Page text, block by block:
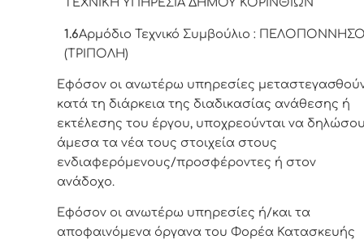
ΤΕΧΝΙΚΗ ΥΠΗΡΕΣΙΑ ΔΗΜΟΥ ΚΟΡΙΝΘΙΩΝ
1.6Αρμόδιο Τεχνικό Συμβούλιο :
(ΤΡΙΠΟΛΗ)
Εφόσον οι ανωτέρω υπηρεσίες
κατά τη διάρκεια της διαδικασίας ανάθεσης ή
εκτέλεσης του έργου, υποχρεούνται να
άμεσα τα νέα τους στοιχεία στους
ενδιαφερόμενους/προσφέροντες ή στον
ανάδοχο.
Εφόσον οι ανωτέρω υπηρεσίες ή/και τα
αποφαινόμενα όργανα του Φορέα Κατασκευής